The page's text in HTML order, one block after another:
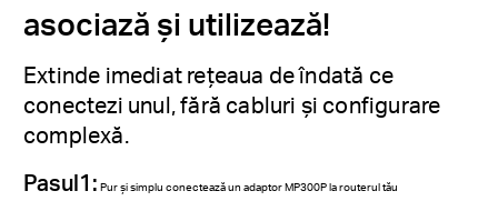
asociază și utilizează!
Extinde imediat rețeaua de îndată ce
conectezi unul, fără cabluri și configurare
complexă.
Pasul1: Pur și simplu conectează un adaptor MP300P la routerul tău